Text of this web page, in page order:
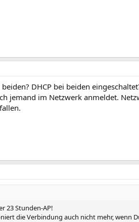
DHCP bei beiden
jemand im Netzwerk anmeldet.
23 Stunden-AP!
die Verbindung auch nicht mehr, wenn